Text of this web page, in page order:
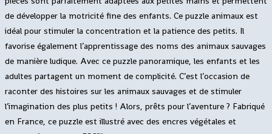
de développer la motricité fine des enfants. Ce puzzle animaux est
idéal pour stimuler la concentration et la patience des petits. Il
favorise également l’apprentissage des noms des animaux sauvages
de manière ludique. Avec ce puzzle panoramique, les enfants et les
adultes partagent un moment de complicité. C’est l’occasion de
raconter des histoires sur les animaux sauvages et de stimuler
l’imagination des plus petits ! Alors, prêts pour l’aventure ? Fabriqué
en France, ce puzzle est illustré avec des encres végétales et